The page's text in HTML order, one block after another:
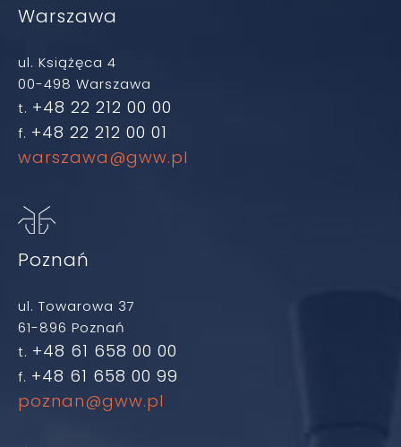
Warszawa
ul. Książęca 4
00-498 Warszawa
t. +48 22 212 00 00
f. +48 22 212 00 01
warszawa@gww.pl
Poznań
ul. Towarowa 37
61-896 Poznań
t. +48 61 658 00 00
f. +48 61 658 00 99
poznan@gww.pl